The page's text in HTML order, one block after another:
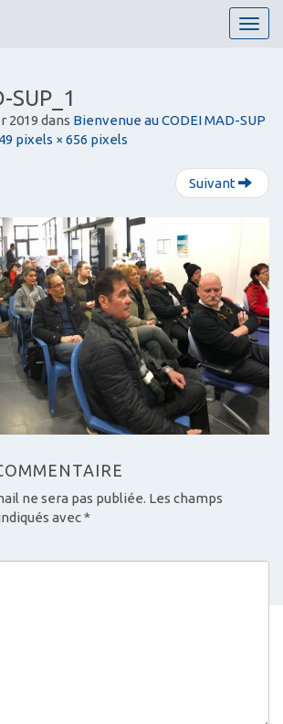
T
o
e
v
i
i
o
n
SUP_1
2019 dans Bienvenue au CODEI MAD-SUP
pixels × 656 pixels
Suivant
ne sera pas publiée. Les champs
avec*